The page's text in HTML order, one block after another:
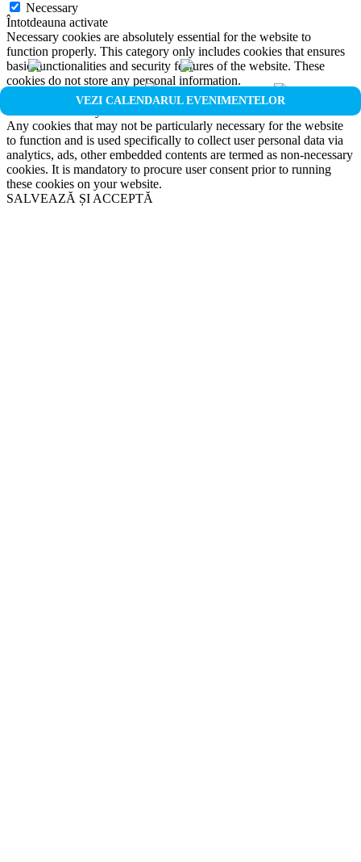
VEZI CALENDARUL EVENIMENTELOR
Necessary
Întotdeauna activate
Necessary cookies are absolutely essential for the website to
function properly. This category only includes cookies that ensures
basic functionalities and security features of the website. These
cookies do not store any personal information.
Non-necessary
Any cookies that may not be particularly necessary for the website
to function and is used specifically to collect user personal data via
analytics, ads, other embedded contents are termed as non-necessary
cookies. It is mandatory to procure user consent prior to running
these cookies on your website.
SALVEAZĂ ȘI ACCEPTĂ